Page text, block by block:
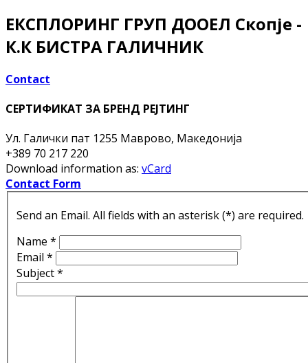
ЕКСПЛОРИНГ ГРУП ДООЕЛ Скопје -
К.К БИСТРА ГАЛИЧНИК
Contact
СЕРТИФИКАТ ЗА БРЕНД РЕЈТИНГ
Ул. Галички пат 1255 Маврово, Македонија
+389 70 217 220
Download information as: vCard
Contact Form
Send an Email. All fields with an asterisk (*) are required.
Name *
Email *
Subject*